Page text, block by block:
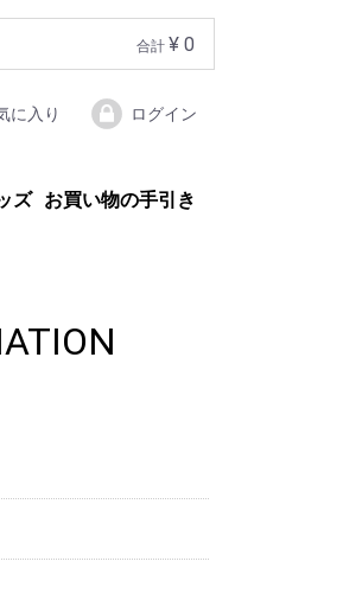
合計 ¥ 0
に入り ログイン
ズ お買い物の手引き